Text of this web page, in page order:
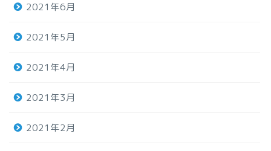
2021年6月
2021年5月
2021年4月
2021年3月
2021年2月